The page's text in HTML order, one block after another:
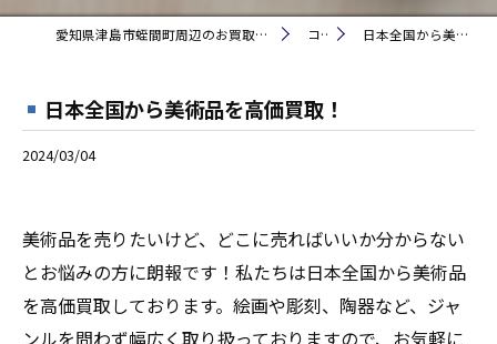
愛知県津島市蛭間町周辺のお買取りなら買取大吉 ヤマナカ神守店 コラム 日本全国から美術品を高価買取！
日本全国から美術品を高価買取！
2024/03/04
美術品を売りたいけど、どこに売ればいいか分からない
とお悩みの方に朗報です！私たちは日本全国から美術品
を高価買取しております。絵画や彫刻、陶器など、ジャ
ンルを問わず幅広く取り扱っておりますので、お気軽に